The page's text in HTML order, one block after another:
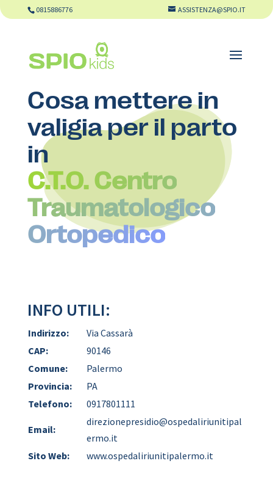
0815886776 ASSISTENZA@SPIO.IT
Cosa mettere in
valigia per il parto
in
C.T.O. Centro
Traumatologico
Ortopedico
INFO UTILI:
Indirizzo:
Via Cassarà
CAP:
90146
Comune:
Palermo
Provincia:
PA
Telefono:
0917801111
Email:
direzionepresidio@ospedaliriunitipal
ermo.it
Sito Web:
www.ospedaliriunitipalermo.it